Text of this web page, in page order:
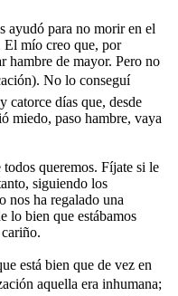
ayudó para no morir en el
El mío creo que, por
hambre de mayor. Pero no
No lo conseguí
catorce días que, desde
miedo, paso hambre, vaya
queremos. Fíjate si le
siguiendo los
nos ha regalado una
lo bien que estábamos
está bien que de vez en
aquella era inhumana;